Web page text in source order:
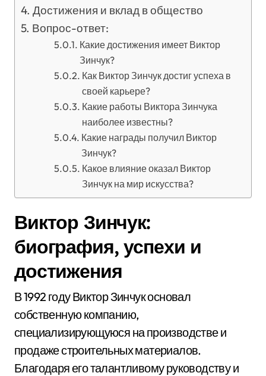
Достижения и вклад в общество
Вопрос-ответ:
Какие достижения имеет Виктор
Зинчук?
Как Виктор Зинчук достиг успеха в
своей карьере?
Какие работы Виктора Зинчука
наиболее известны?
Какие награды получил Виктор
Зинчук?
Какое влияние оказал Виктор
Зинчук на мир искусства?
Виктор Зинчук:
биография, успехи и
достижения
В 1992 году Виктор Зинчук основал
собственную компанию,
специализирующуюся на производстве и
продаже строительных материалов.
Благодаря его талантливому руководству и